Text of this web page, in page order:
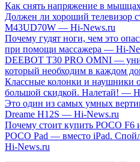
Как снять напряжение в
Должен ли хороший телевизор
M43UD70W — Hi-News.ru
Почему гудят ноги, чем это
при помощи массажера — Hi-
DEEBOT T30 PRO OMNI —
который необходим в каждом
Классные колонки и наушники
большой скидкой. Налетай! —
Это один из самых умных
Dreame H12S — Hi-News.ru
Почему стоит купить POCO F6
POCO Pad — вместо iPad.
Hi-News.ru